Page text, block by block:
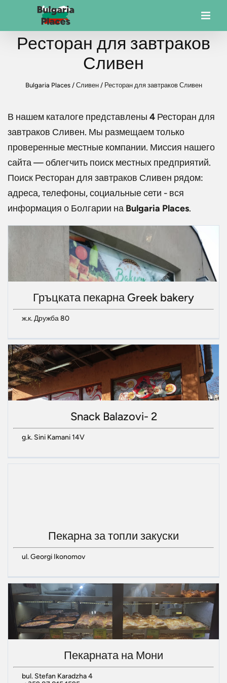
Ресторан для завтраков
Сливен
Bulgaria Places/ Сливен/ Ресторан для завтраков Сливен
В нашем каталоге представлены 4 Ресторан для
завтраков Сливен. Мы размещаем только
проверенные местные компании. Миссия нашего
сайта — облегчить поиск местных предприятий.
Поиск Ресторан для завтраков Сливен рядом:
адреса, телефоны, социальные сети - вся
информация о Болгарии на Bulgaria Places.
Гръцката пекарна Greek bakery
ж.к. Дружба 80
Snack Balazovi- 2
g.k. Sini Kamani 14V
Пекарна за топли закуски
ul. Georgi Ikonomov
Пекарната на Мони
bul. Stefan Karadzha 4